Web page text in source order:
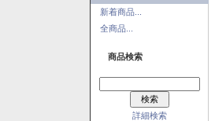
新着商品...
全商品...
商品検索
詳細検索